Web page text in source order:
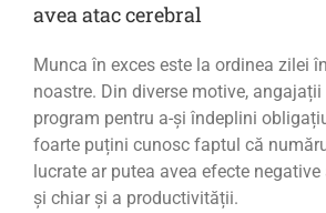
avea atac cerebral
Munca în exces este la ordinea zilei
noastre. Din diverse motive,
program pentru a-și îndeplini
foarte puțini cunosc faptul că
lucrate ar putea avea efecte
și chiar și a productivității.